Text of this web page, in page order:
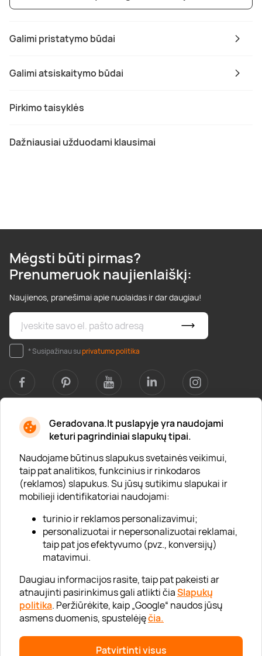
Geradovana.lt puslapyje yra naudojami
keturi pagrindiniai slapukų tipai.
Naudojame būtinus slapukus svetainės veikimui,
taip pat analitikos, funkcinius ir rinkodaros
(reklamos) slapukus. Su jūsų sutikimu slapukai ir
mobilieji identifikatoriai naudojami:
turinio ir reklamos personalizavimui;
personalizuotai ir nepersonalizuotai reklamai,
taip pat jos efektyvumo (pvz., konversijų)
matavimui.
Daugiau informacijos rasite, taip pat pakeisti ar
atnaujinti pasirinkimus gali atlikti čiaSlapukų
politika. Peržiūrėkite, kaip „Google“ naudos jūsų
asmens duomenis, spustelėjęčia.
Patvirtinti visus
Galimi pristatymo būdai
Galimi atsiskaitymo būdai
Pirkimo taisyklės
Dažniausiai užduodami klausimai
Mėgsti būti pirmas?
Prenumeruok naujienlaiškį:
Naujienos, pranešimai apie nuolaidas ir dar daugiau!
* Susipažinau suprivatumo politika
Apie mus
Apie „Gera Dovana“
Lojalumo klubas
Karjera
Visi partneriai
Kontaktai
Tinklaraštis
Informacija